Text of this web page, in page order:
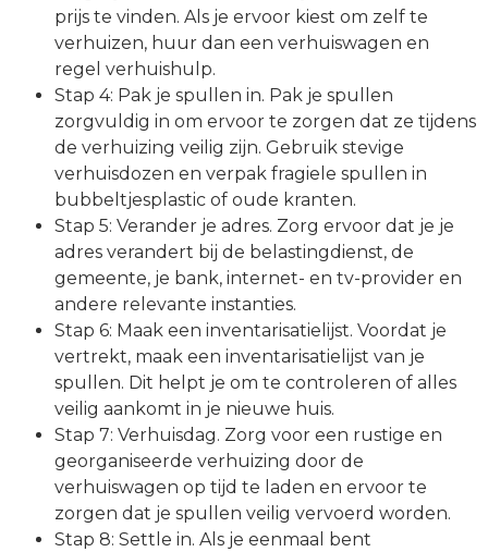
prijs te vinden. Als je ervoor kiest om zelf te
verhuizen, huur dan een verhuiswagen en
regel verhuishulp.
Stap 4: Pak je spullen in. Pak je spullen
zorgvuldig in om ervoor te zorgen dat ze tijdens
de verhuizing veilig zijn. Gebruik stevige
verhuisdozen en verpak fragiele spullen in
bubbeltjesplastic of oude kranten.
Stap 5: Verander je adres. Zorg ervoor dat je je
adres verandert bij de belastingdienst, de
gemeente, je bank, internet- en tv-provider en
andere relevante instanties.
Stap 6: Maak een inventarisatielijst. Voordat je
vertrekt, maak een inventarisatielijst van je
spullen. Dit helpt je om te controleren of alles
veilig aankomt in je nieuwe huis.
Stap 7: Verhuisdag. Zorg voor een rustige en
georganiseerde verhuizing door de
verhuiswagen op tijd te laden en ervoor te
zorgen dat je spullen veilig vervoerd worden.
Stap 8: Settle in. Als je eenmaal bent